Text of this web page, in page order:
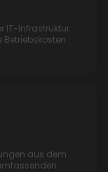
IT-Infrastruktur.
Betriebskosten
aus dem